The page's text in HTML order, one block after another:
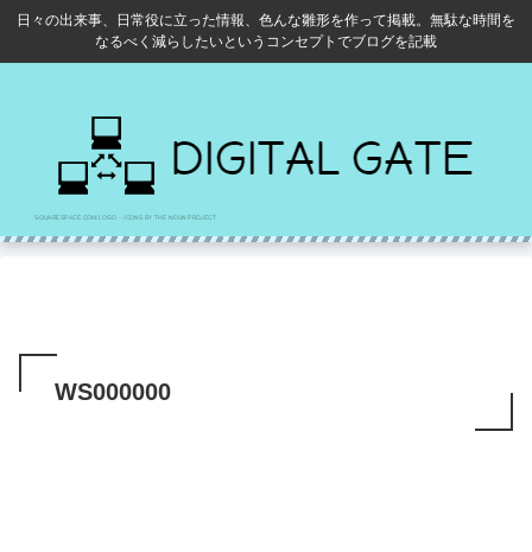
日々の出来事、日常役に立った情報、色んな雛形を作って掲載。無駄な時間を
なるべく減らしたいというコンセプトでブログを記載
WS000000